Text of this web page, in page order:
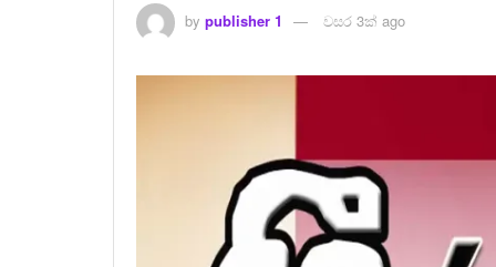
by publisher 1 වසර 3ක් ago